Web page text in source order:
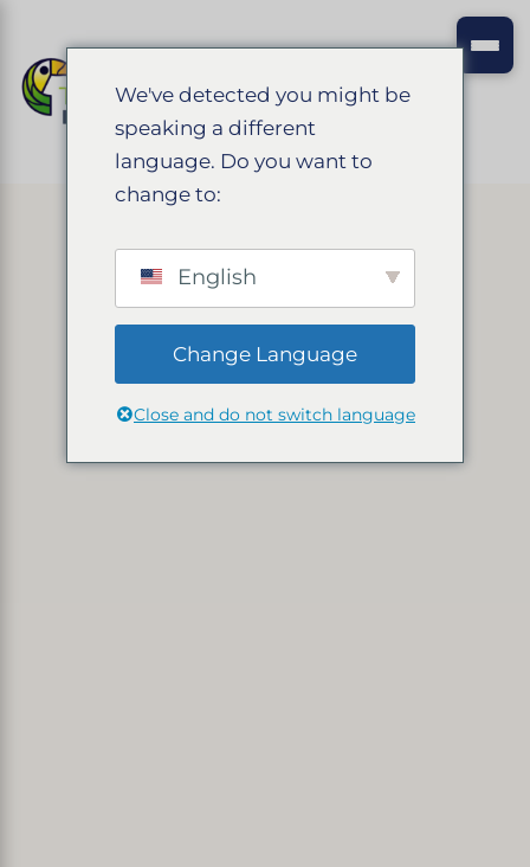
We've detected you might be
speaking a different
language. Do you want to
change to:
English
Change Language
Close and do not switch language